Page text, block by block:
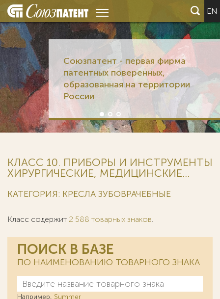
EN
Союзпатент - первая фирма
патентных поверенных,
образованная на территории
России
КЛАСС 10. ПРИБОРЫ И ИНСТРУМЕНТЫ
ХИРУРГИЧЕСКИЕ, МЕДИЦИНСКИЕ...
КАТЕГОРИЯ: КРЕСЛА ЗУБОВРАЧЕБНЫЕ
Класс содержит 2 588 товарных знаков.
ПОИСК В БАЗЕ
ПО НАИМЕНОВАНИЮ ТОВАРНОГО ЗНАКА
Например, Summer